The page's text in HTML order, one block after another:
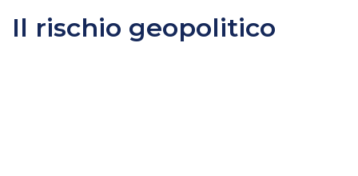
Il rischio geopolitico